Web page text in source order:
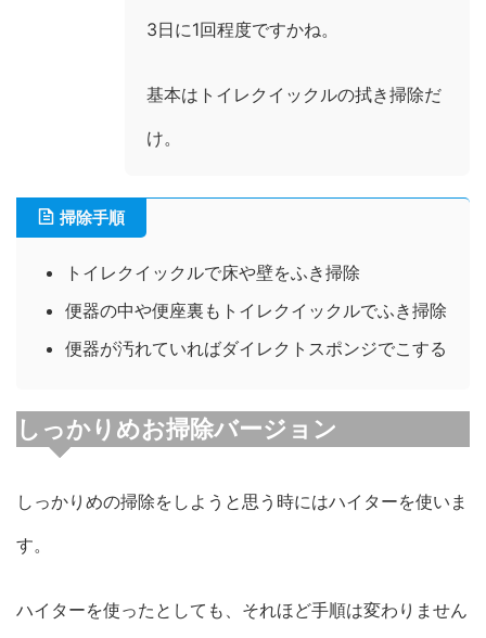
3日に1回程度ですかね。
基本はトイレクイックルの拭き掃除だ
け。
掃除手順
トイレクイックルで床や壁をふき掃除
便器の中や便座裏もトイレクイックルでふき掃除
便器が汚れていればダイレクトスポンジでこする
しっかりめお掃除バージョン
しっかりめの掃除をしようと思う時にはハイターを使いま
す。
ハイターを使ったとしても、それほど手順は変わりません